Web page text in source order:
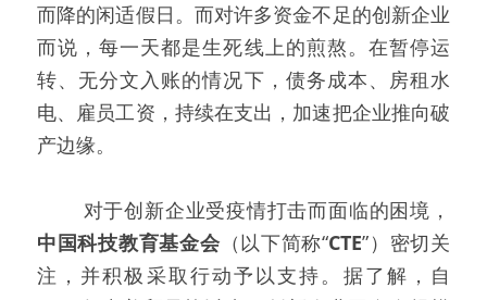
而降的闲适假日。而对许多资金不足的创新企业
而说，每一天都是生死线上的煎熬。在暂停运
转、无分文入账的情况下，债务成本、房租水
电、雇员工资，持续在支出，加速把企业推向破
产边缘。
对于创新企业受疫情打击而面临的困境，
中国科技教育基金会（以下简称“CTE”）密切关
注，并积极采取行动予以支持。据了解，自